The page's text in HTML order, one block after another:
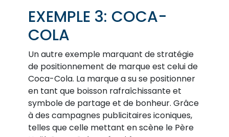
EXEMPLE 3: COCA-
COLA
Un autre exemple marquant de stratégie
de positionnement de marque est celui de
Coca-Cola. La marque a su se positionner
en tant que boisson rafraîchissante et
symbole de partage et de bonheur. Grâce
à des campagnes publicitaires iconiques,
telles que celle mettant en scène le Père